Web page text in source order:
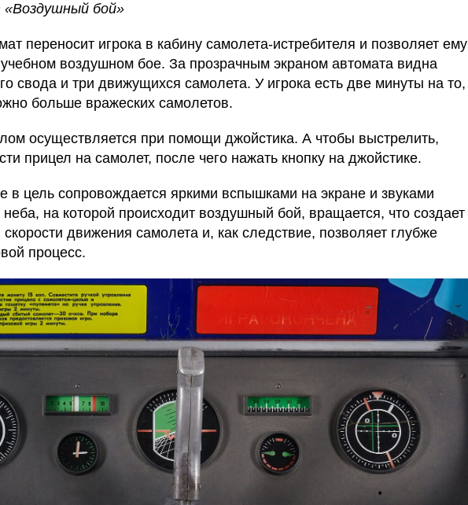
бой»
переносит игрока в кабину самолета-истребителя и позволяет ему
учебном воздушном бое. За прозрачным экраном автомата видна
свода и три движущихся самолета. У игрока есть две минуты на то,
больше вражеских самолетов.
осуществляется при помощи джойстика. А чтобы выстрелить,
прицел на самолет, после чего нажать кнопку на джойстике.
в цель сопровождается яркими вспышками на экране и звуками
на которой происходит воздушный бой, вращается, что создает
движения самолета и, как следствие, позволяет глубже
процесс.